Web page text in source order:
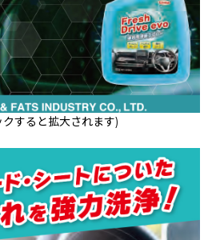
すると拡大されます)